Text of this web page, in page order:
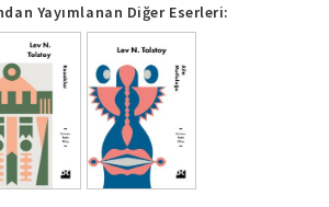
Yayımlanan Diğer Eserleri: